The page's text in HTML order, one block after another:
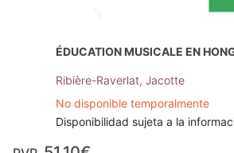
ÉDUCATION MUSICALE EN
Ribière-Raverlat, Jacotte
No disponible temporalmente
Disponibilidad sujeta a la